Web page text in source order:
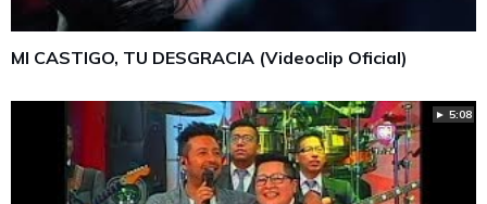
MI CASTIGO, TU DESGRACIA (Videoclip Oficial)
► 5:08